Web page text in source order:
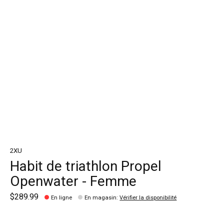
2XU
Habit de triathlon Propel
Openwater - Femme
$289.99 En ligne En magasin:Vérifier la disponibilité